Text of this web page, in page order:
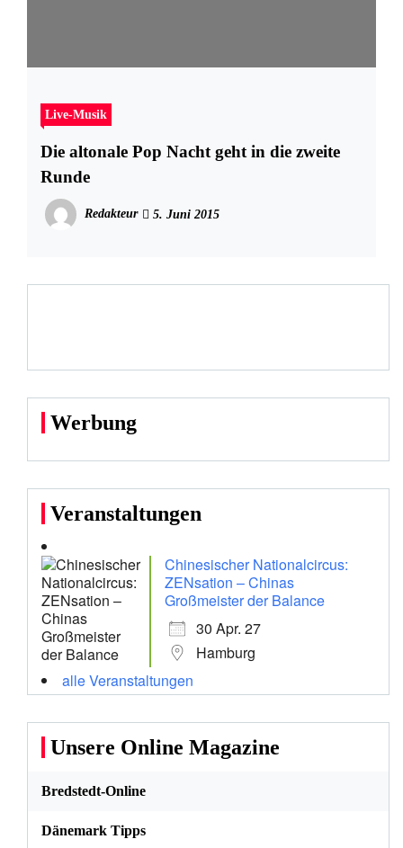
Live-Musik
Die altonale Pop Nacht geht in die zweite
Runde
Redakteur 5. Juni 2015
Werbung
Veranstaltungen
Chinesischer Nationalcircus:
ZENsation – Chinas
Großmeister der Balance
30 Apr. 27
Hamburg
alle Veranstaltungen
Unsere Online Magazine
Bredstedt-Online
Dänemark Tipps